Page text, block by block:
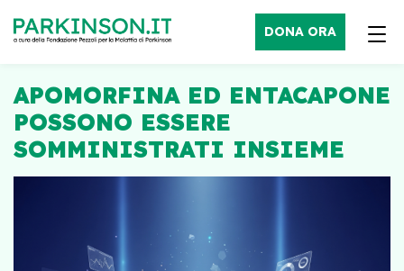
DONA ORA
APOMORFINA ED ENTACAPONE
POSSONO ESSERE
SOMMINISTRATI INSIEME